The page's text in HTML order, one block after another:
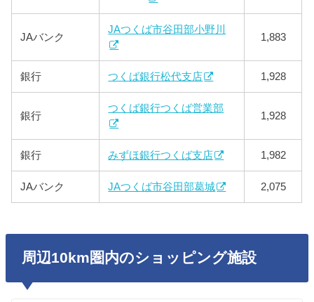
JAバンク
JAつくば市谷田部小野川
1,883
銀行 つくば銀行松代支店 1,928
銀行
つくば銀行つくば営業部
1,928
銀行 みずほ銀行つくば支店 1,982
JAバンク JAつくば市谷田部葛城 2,075
周辺10km圏内のショッピング施設